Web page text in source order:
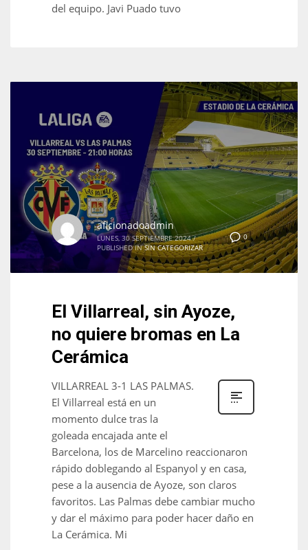
del equipo. Javi Puado tuvo
0
aficionadoadmin
LUNES, 30 SEPTIEMBRE 2024 /
PUBLISHED IN SIN CATEGORIZAR
El Villarreal, sin Ayoze,
no quiere bromas en La
Cerámica
VILLARREAL 3-1 LAS PALMAS.
El Villarreal está en un
momento dulce tras la
goleada encajada ante el
Barcelona, los de Marcelino reaccionaron
rápido doblegando al Espanyol y en casa,
pese a la ausencia de Ayoze, son claros
favoritos. Las Palmas debe cambiar mucho
y dar el máximo para poder hacer daño en
La Cerámica. Mi